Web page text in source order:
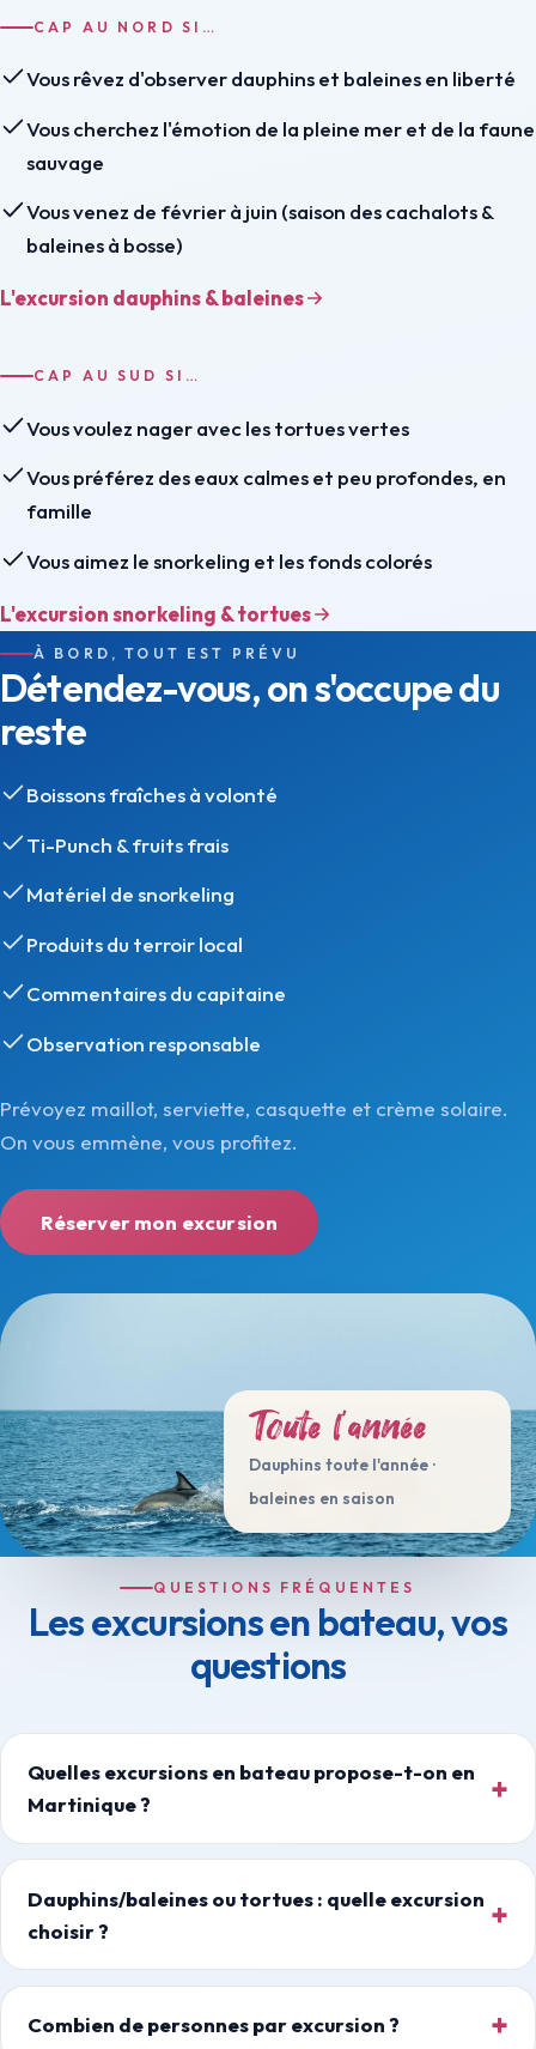
CAP AU NORD SI…
Vous rêvez d'observer dauphins et baleines en liberté
Vous cherchez l'émotion de la pleine mer et de la faune
sauvage
Vous venez de février à juin (saison des cachalots &
baleines à bosse)
L'excursion dauphins & baleines
CAP AU SUD SI…
Vous voulez nager avec les tortues vertes
Vous préférez des eaux calmes et peu profondes, en
famille
Vous aimez le snorkeling et les fonds colorés
L'excursion snorkeling & tortues
À BORD, TOUT EST PRÉVU
Détendez-vous, on s'occupe du
reste
Boissons fraîches à volonté
Ti-Punch & fruits frais
Matériel de snorkeling
Produits du terroir local
Commentaires du capitaine
Observation responsable
Prévoyez maillot, serviette, casquette et crème solaire.
On vous emmène, vous profitez.
Réserver mon excursion
Toute l'année
Dauphins toute l'année ·
baleines en saison
QUESTIONS FRÉQUENTES
Les excursions en bateau, vos
questions
Quelles excursions en bateau propose-t-on en
Martinique ?
Dauphins/baleines ou tortues : quelle excursion
choisir ?
Combien de personnes par excursion ?